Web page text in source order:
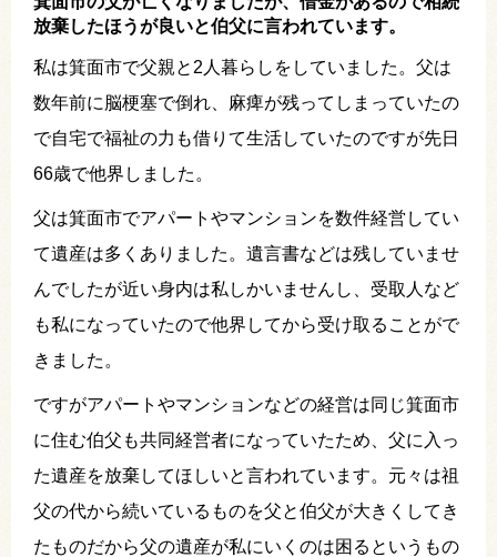
放棄したほうが良いと伯父に言われています。
私は箕面市で父親と2人暮らしをしていました。父は
数年前に脳梗塞で倒れ、麻痺が残ってしまっていたの
で自宅で福祉の力も借りて生活していたのですが先日
66歳で他界しました。
父は箕面市でアパートやマンションを数件経営してい
て遺産は多くありました。遺言書などは残していませ
んでしたが近い身内は私しかいませんし、受取人など
も私になっていたので他界してから受け取ることがで
きました。
ですがアパートやマンションなどの経営は同じ箕面市
に住む伯父も共同経営者になっていたため、父に入っ
た遺産を放棄してほしいと言われています。元々は祖
父の代から続いているものを父と伯父が大きくしてき
たものだから父の遺産が私にいくのは困るというもの